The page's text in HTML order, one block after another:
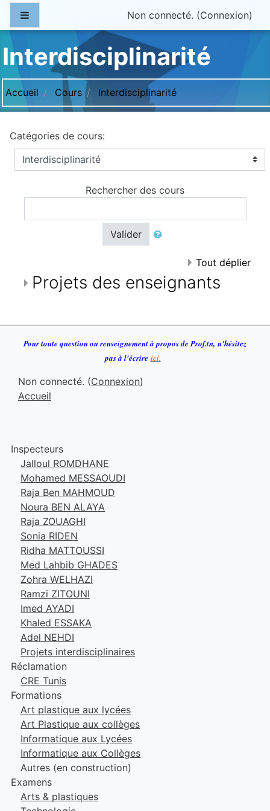
Passer au contenu principal
Non connecté. (Connexion)
Interdisciplinarité
Accueil Cours Interdisciplinarité
Catégories de cours:
Rechercher des cours
Valider
Tout déplier
Projets des enseignants
Pour toute question ou renseignement à propos de Prof.tn, n'hésitez
pas à l'écrire ici.
Non connecté. (Connexion)
Accueil
Inspecteurs
Jalloul ROMDHANE
Mohamed MESSAOUDI
Raja Ben MAHMOUD
Noura BEN ALAYA
Raja ZOUAGHI
Sonia RIDEN
Ridha MATTOUSSI
Med Lahbib GHADES
Zohra WELHAZI
Ramzi ZITOUNI
Imed AYADI
Khaled ESSAKA
Adel NEHDI
Projets interdisciplinaires
Réclamation
CRE Tunis
Formations
Art plastique aux lycées
Art Plastique aux collèges
Informatique aux Lycées
Informatique aux Collèges
Autres (en construction)
Examens
Arts & plastiques